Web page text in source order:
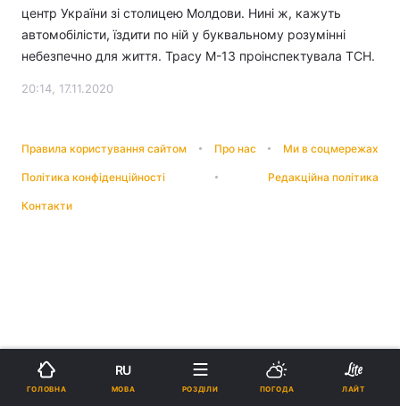
центр України зі столицею Молдови. Нині ж, кажуть
автомобілісти, їздити по ній у буквальному розумінні
небезпечно для життя. Трасу М-13 проінспектувала ТСН.
20:14, 17.11.2020
Правила користування сайтом Про нас Ми в соцмережах
Політика конфіденційності Редакційна політика
Контакти
ГОЛОВНА
RU
МОВА РОЗДІЛИ ПОГОДА ЛАЙТ